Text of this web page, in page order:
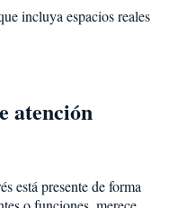
incluya espacios reales
atención
está presente de forma